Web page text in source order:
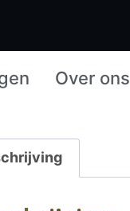
Over ons